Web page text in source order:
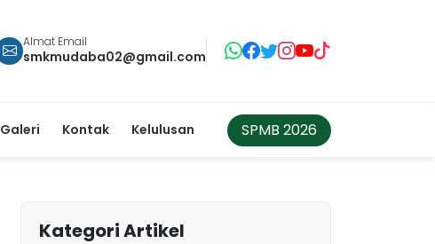
Almat Email
smkmudaba02@gmail.com
Galeri Kontak Kelulusan SPMB 2026
Kategori Artikel